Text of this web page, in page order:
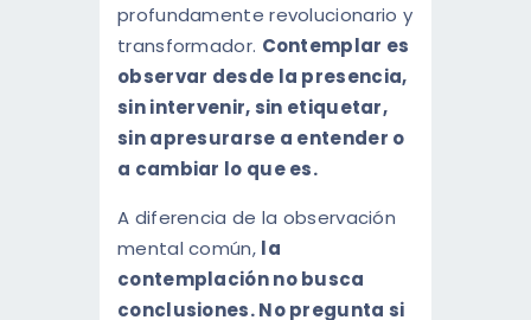
profundamente revolucionario y
transformador. Contemplar es
observar desde la presencia,
sin intervenir, sin etiquetar,
sin apresurarse a entender o
a cambiar lo que es.
A diferencia de la observación
mental común, la
contemplación no busca
conclusiones. No pregunta si